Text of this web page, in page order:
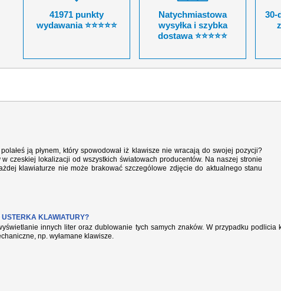
41971 punkty
wydawania ⭐⭐⭐⭐⭐
Natychmiastowa
wysyłka i szybka
dostawa ⭐⭐⭐⭐⭐
30-
ją płynem, który spowodował iż klawisze nie wracają do swojej pozycji?
czeskiej lokalizacji od wszystkich światowach producentów. Na naszej stronie
klawiaturze nie może brakować szczególowe zdjęcie do aktualnego stanu
KLAWIATURY?
innych liter oraz dublowanie tych samych znaków. W przypadku podlicia
np. wyłamane klawisze.